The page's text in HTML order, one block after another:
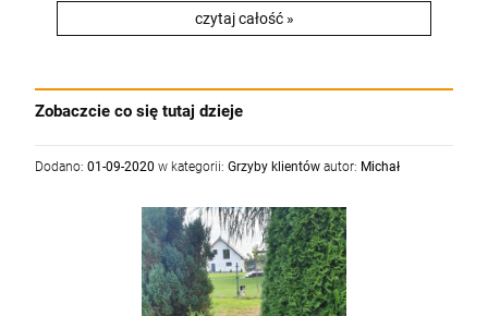
czytaj całość »
Zobaczcie co się tutaj dzieje
Dodano: 01-09-2020 w kategorii: Grzyby klientów autor: Michał